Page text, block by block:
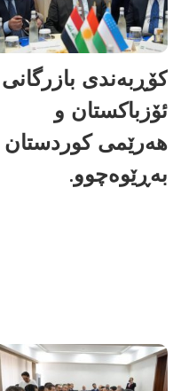
کۆڕبەندی بازرگانی
ئۆزباکستان و
هەرێمی کوردستان
بەڕێوەچوو.